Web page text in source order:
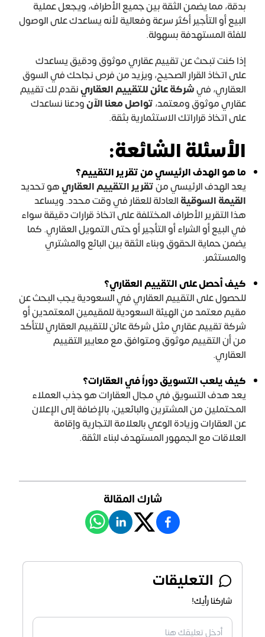
بدقة، مما يضمن الثقة بين جميع الأطراف، ويجعل عملية
البيع أو التأجير أكثر سرعة وفعالية لأنه يساعدك على الوصول
للفئة المستهدفة بسهولة.
إذا كنت تبحث عن تقييم عقاري موثوق ودقيق يساعدك
على اتخاذ القرار الصحيح، ويزيد من فرص نجاحك في السوق
العقاري، فيشركة عائن للتقييم العقارينقدم لك تقييم
عقاري موثوق ومعتمد،تواصل معنا الآنودعنا نساعدك
على اتخاذ قراراتك الاستثمارية بثقة.
الأسئلة الشائعة:
ما هو الهدف الرئيسي من تقرير التقييم؟
يعد الهدف الرئيسي منتقرير التقييم العقاريهو تحديد
القيمة السوقيةالعادلة للعقار في وقت محدد. ويساعد
هذا التقرير الأطراف المختلفة على اتخاذ قرارات دقيقة سواء
في البيع أو الشراء أو التأجير أو حتى التمويل العقاري. كما
يضمن حماية الحقوق وبناء الثقة بين البائع والمشتري
والمستثمر.
كيف أحصل على التقييم العقاري؟
للحصول على التقييم العقاري في السعودية يجب البحث عن
مقيم معتمد من الهيئة السعودية للمقيمين المعتمدين أو
شركة تقييم عقاري مثل شركة عائن للتقييم العقاري للتأكد
من أن التقييم موثوق ومتوافق مع معايير التقييم
العقاري.
كيف يلعب التسويق دوراً في العقارات؟
يعد هدف التسويق في مجال العقارات هو جذب العملاء
المحتملين من المشترين والبائعين، بالإضافة إلى الإعلان
عن العقارات وزيادة الوعي بالعلامة التجارية وإقامة
العلاقات مع الجمهور المستهدف لبناء الثقة.
شارك المقالة
التعليقات
شاركنا رأيك!